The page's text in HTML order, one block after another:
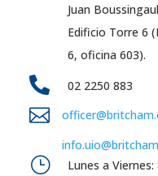
Juan
Edificio Torre 6
6, oficina 603).
 02 2250 883

}
Lunes a Viernes: